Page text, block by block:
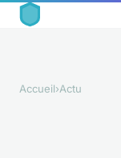
Accueil›Actu